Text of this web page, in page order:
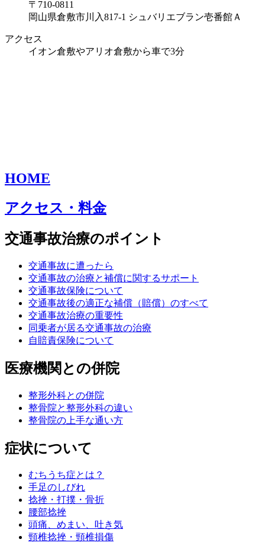
〒710-0811
岡山県倉敷市川入817-1 シュバリエブラン壱番館Ａ
アクセス
イオン倉敷やアリオ倉敷から車で3分
HOME
アクセス・料金
交通事故治療のポイント
交通事故に遭ったら
交通事故の治療と補償に関するサポート
交通事故保険について
交通事故後の適正な補償（賠償）のすべて
交通事故治療の重要性
同乗者が居る交通事故の治療
自賠責保険について
医療機関との併院
整形外科との併院
整骨院と整形外科の違い
整骨院の上手な通い方
症状について
むちうち症とは？
手足のしびれ
捻挫・打撲・骨折
腰部捻挫
頭痛、めまい、吐き気
頸椎捻挫・頸椎損傷